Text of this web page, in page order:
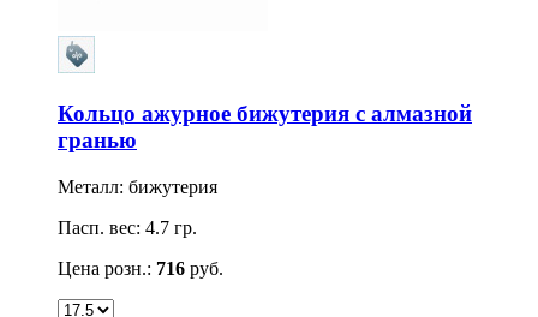
Кольцо ажурное бижутерия с алмазной
гранью
Металл: бижутерия
Пасп. вес: 4.7 гр.
Цена розн.: 716 руб.